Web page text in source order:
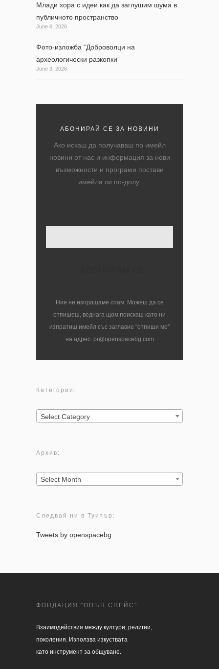
Млади хора с идеи как да заглушим шума в
публичното пространство
June 6, 2026
Фото-изложба “Доброволци на
археологически разкопки”
June 3, 2026
АБОНИРАЙ СЕ ЗА НОВИНИ
Ако искаш да получаваш по имейл
новини от нас и информация за нови
възможности и програми постави
имейла си по-долу:
Ние не изпращаме спам. Можеш да се
отпишеш, веднага щом поискаш като ни
изпратиш имейл със заглавие "отпиши ме"
на адрес: pr@openspacebg.com
Категории:
Категории:
Select Category
Архив:
Архив:
Select Month
Следвай ни в Туитър:
Tweets by openspacebg
ФОНДАЦИЯ "ОПЪН СПЕЙС"
Взаимодействия между култури, религии,
поколения. Използва изкуствата
като инструмент за общуване.